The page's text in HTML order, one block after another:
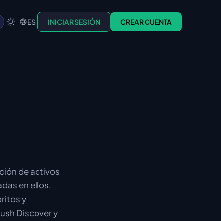
ES INICIAR SESIÓN CREAR CUENTA
de activos
en ellos.
y
Discover y